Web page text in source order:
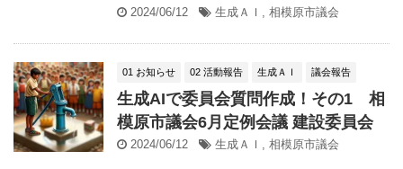
2024/06/12 生成ＡＩ , 相模原市議会
01 お知らせ 02 活動報告 生成ＡＩ 議会報告
生成AIで委員会質問作成！その1 相
模原市議会6月定例会議 建設委員会
2024/06/12 生成ＡＩ , 相模原市議会